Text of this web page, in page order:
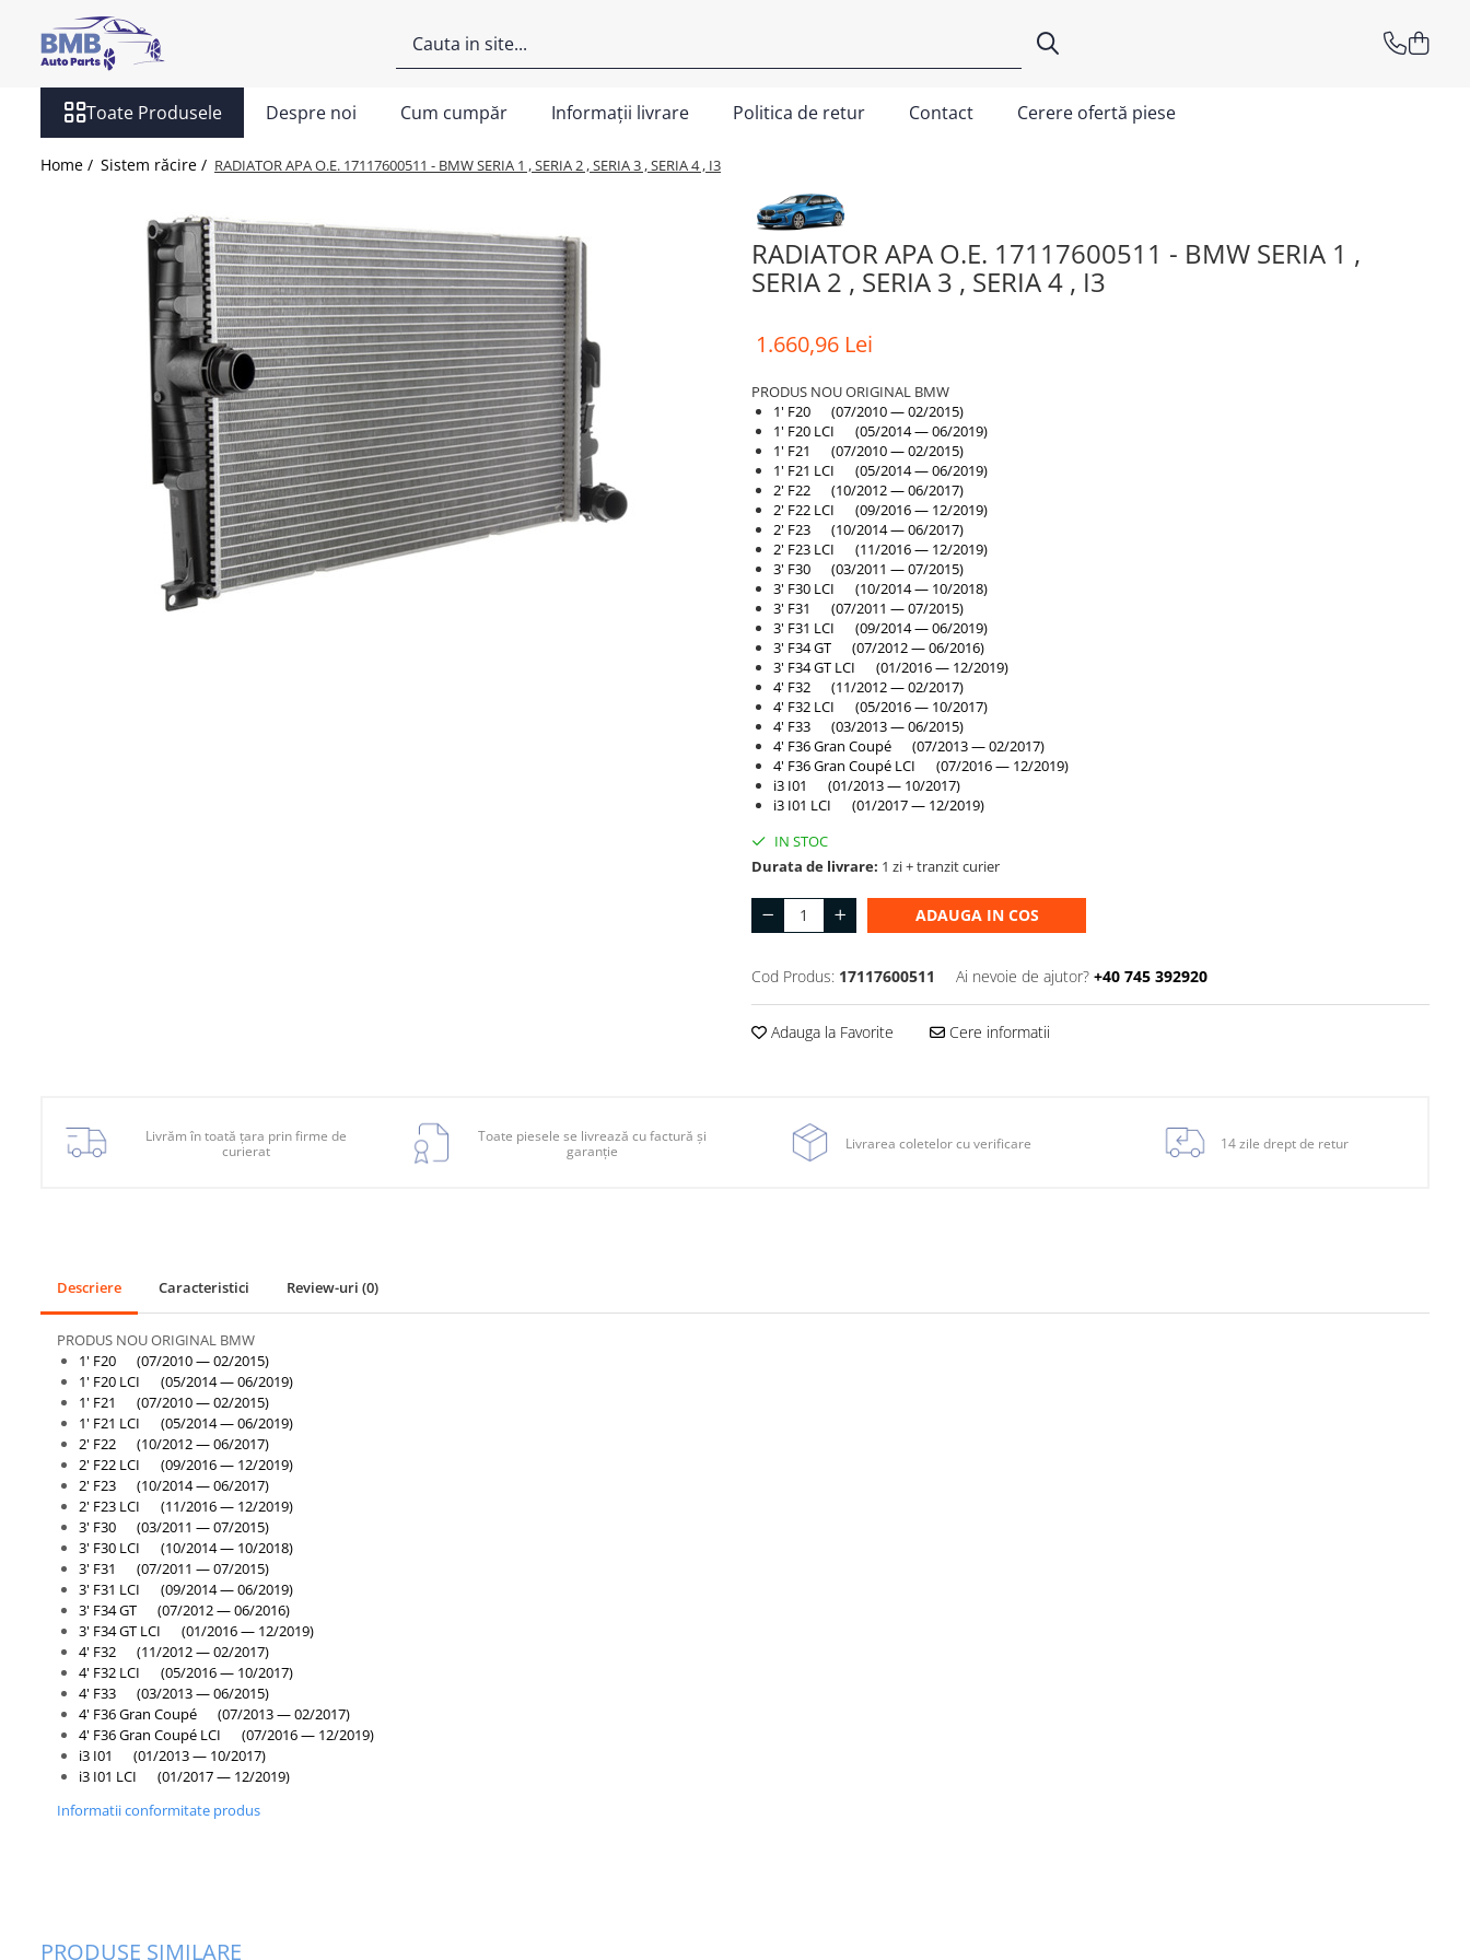
Toate Produsele
Accesorii
Rulment de presiune
Burduf planetară
Canal racire
Capota
Capota spate
Carenaj roata
Deflector aer
Elemente caroserie
Inchidere aripa
Oglindă
Overfender aripa
Panou acoperire trigger
Plafon
Praguri
Rama radiator
Scut motor
Spălător far
Suport aripa
Usa fată
Toate Produsele Despre noi Cum cumpăr Informații livrare Politica de retur Contact Cerere ofertă piese
Home / Sistem răcire / RADIATOR APA O.E. 17117600511 - BMW SERIA 1 , SERIA 2 , SERIA 3 , SERIA 4 , I3
RADIATOR APA O.E. 17117600511 - BMW SERIA 1 ,
SERIA 2 , SERIA 3 , SERIA 4 , I3
1.660,96 Lei
PRODUS NOU ORIGINAL BMW
1' F20 (07/2010 — 02/2015)
1' F20 LCI (05/2014 — 06/2019)
1' F21 (07/2010 — 02/2015)
1' F21 LCI (05/2014 — 06/2019)
2' F22 (10/2012 — 06/2017)
2' F22 LCI (09/2016 — 12/2019)
2' F23 (10/2014 — 06/2017)
2' F23 LCI (11/2016 — 12/2019)
3' F30 (03/2011 — 07/2015)
3' F30 LCI (10/2014 — 10/2018)
3' F31 (07/2011 — 07/2015)
3' F31 LCI (09/2014 — 06/2019)
3' F34 GT (07/2012 — 06/2016)
3' F34 GT LCI (01/2016 — 12/2019)
4' F32 (11/2012 — 02/2017)
4' F32 LCI (05/2016 — 10/2017)
4' F33 (03/2013 — 06/2015)
4' F36 Gran Coupé (07/2013 — 02/2017)
4' F36 Gran Coupé LCI (07/2016 — 12/2019)
i3 I01 (01/2013 — 10/2017)
i3 I01 LCI (01/2017 — 12/2019)
IN STOC
Durata de livrare: 1 zi + tranzit curier
ADAUGA IN COS
Cod Produs: 17117600511 Ai nevoie de ajutor? +40 745 392920
Adauga la Favorite Cere informatii
Livrăm în toată țara prin firme de
curierat
Toate piesele se livrează cu factură și
garanție
Livrarea coletelor cu verificare 14 zile drept de retur
Descriere Caracteristici Review-uri (0)
PRODUS NOU ORIGINAL BMW
1' F20 (07/2010 — 02/2015)
1' F20 LCI (05/2014 — 06/2019)
1' F21 (07/2010 — 02/2015)
1' F21 LCI (05/2014 — 06/2019)
2' F22 (10/2012 — 06/2017)
2' F22 LCI (09/2016 — 12/2019)
2' F23 (10/2014 — 06/2017)
2' F23 LCI (11/2016 — 12/2019)
3' F30 (03/2011 — 07/2015)
3' F30 LCI (10/2014 — 10/2018)
3' F31 (07/2011 — 07/2015)
3' F31 LCI (09/2014 — 06/2019)
3' F34 GT (07/2012 — 06/2016)
3' F34 GT LCI (01/2016 — 12/2019)
4' F32 (11/2012 — 02/2017)
4' F32 LCI (05/2016 — 10/2017)
4' F33 (03/2013 — 06/2015)
4' F36 Gran Coupé (07/2013 — 02/2017)
4' F36 Gran Coupé LCI (07/2016 — 12/2019)
i3 I01 (01/2013 — 10/2017)
i3 I01 LCI (01/2017 — 12/2019)
Informatii conformitate produs
PRODUSE SIMILARE